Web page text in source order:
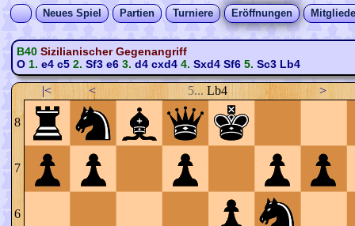
Neues Spiel Partien Turniere Eröffnungen
B40 Sizilianischer Gegenangriff
O1. e4 c52. Sf3 e63. d4 cxd44. Sxd4 Sf65. Sc3 Lb4
|< < 5... Lb4 >
8
7
6